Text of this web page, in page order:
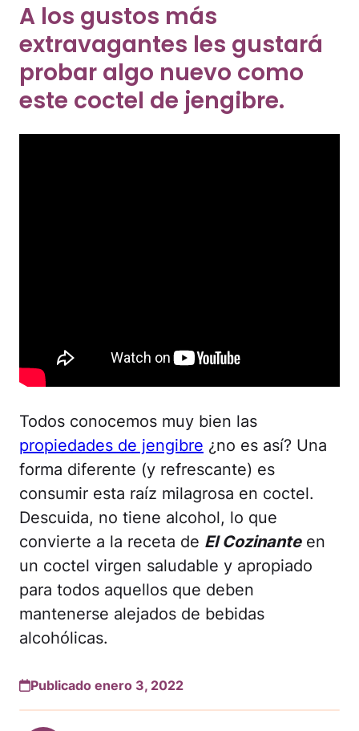
A los gustos más
extravagantes les gustará
probar algo nuevo como
este coctel de jengibre.
Todos conocemos muy bien las
propiedades de jengibre ¿no es así? Una
forma diferente (y refrescante) es
consumir esta raíz milagrosa en coctel.
Descuida, no tiene alcohol, lo que
convierte a la receta de El Cozinanteen
un coctel virgen saludable y apropiado
para todos aquellos que deben
mantenerse alejados de bebidas
alcohólicas.
Publicado enero 3, 2022